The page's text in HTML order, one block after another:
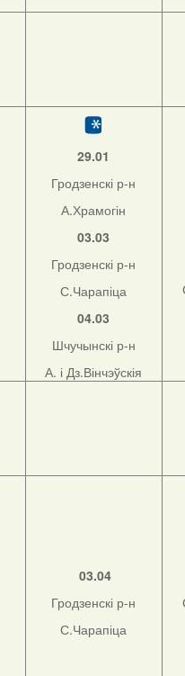
29.01
Гродзенскі р-н
А.Храмогін
03.03
Гродзенскі р-н
С.Чарапіца
04.03
Шчучынскі р-н
А. і Дз.Вінчэўскія
03.04
Гродзенскі р-н
С.Чарапіца